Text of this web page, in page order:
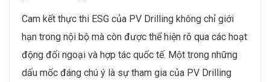
Cam kết thực thi ESG của PV Drilling không chỉ giới
hạn trong nội bộ mà còn được thể hiện rõ qua các hoạt
động đối ngoại và hợp tác quốc tế. Một trong những
dấu mốc đáng chú ý là sự tham gia của PV Drilling